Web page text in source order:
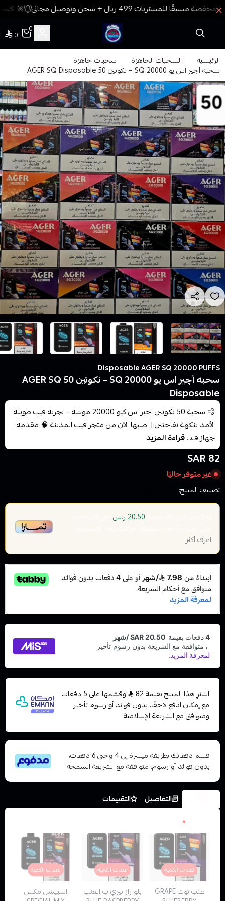
🎯 اكسب
فيب المدينة
0
0
الرئيسية السحبات الجاهزة سحبات جاهزة
سحبه أچير اس يو SQ 20000 – نكوتين 50 AGER SQ Disposable
Disposable AGER SQ 20000 PUFFS
سحبه أچير اس يو SQ 20000 – نكوتين 50 AGER SQ
Disposable
💨 سحبة 50 نكوتين اجير اس كيو 20000 موشة – تجربة فيب طويلة
الأمد بنكهة تفاحتين | اطلبها الآن من متجر فيب المدينة 🧠 مقدمة:
جهاز ف...قراءة المزيد
82 SAR
غير متوفر حاليًا
تصنيف المنتج:
20.50 ر.س
اعرف أكثر
اشترِ هذا المنتج بقيمة 82
وقسّمها على 5 دفعات
مع إمكان ادفع لاحقًا، بدون فوائد أو رسوم تأخير
ومتوافق مع الشريعة الإسلامية
قسم دفعاتك بطريقة ميسرة إلى 4 وحتى 6 دفعات،
بدون فوائد أو رسوم. متوافقة مع الشريعة السمحة
التفاصيل
التقييمات
*
نفدت الكمية
عنب توت GRAPE
نفدت الكمية
بلو راز بيري ب العنب
نفدت الكمية
اسبيشل مكس